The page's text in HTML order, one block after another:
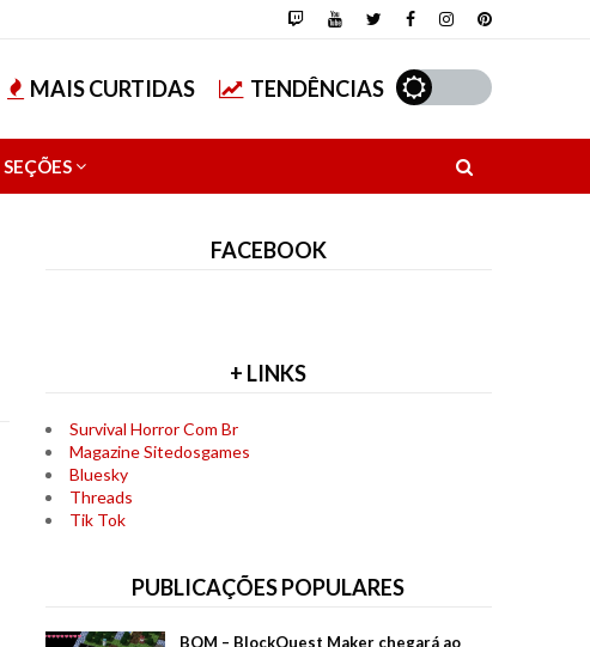
MAIS CURTIDAS TENDÊNCIAS
SEÇÕES
FACEBOOK
+ LINKS
Survival Horror Com Br
Magazine Sitedosgames
Bluesky
Threads
Tik Tok
PUBLICAÇÕES POPULARES
BQM – BlockQuest Maker chegará ao